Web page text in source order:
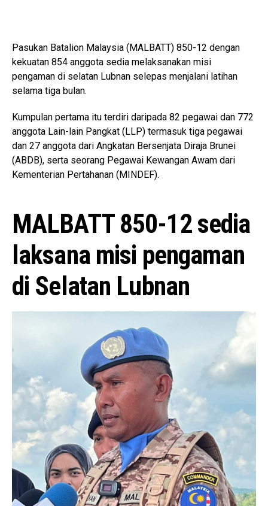
Pasukan Batalion Malaysia (MALBATT) 850-12 dengan
kekuatan 854 anggota sedia melaksanakan misi
pengaman di selatan Lubnan selepas menjalani latihan
selama tiga bulan.
Kumpulan pertama itu terdiri daripada 82 pegawai dan 772
anggota Lain-lain Pangkat (LLP) termasuk tiga pegawai
dan 27 anggota dari Angkatan Bersenjata Diraja Brunei
(ABDB), serta seorang Pegawai Kewangan Awam dari
Kementerian Pertahanan (MINDEF).
MALBATT 850-12 sedia
laksana misi pengaman
di Selatan Lubnan